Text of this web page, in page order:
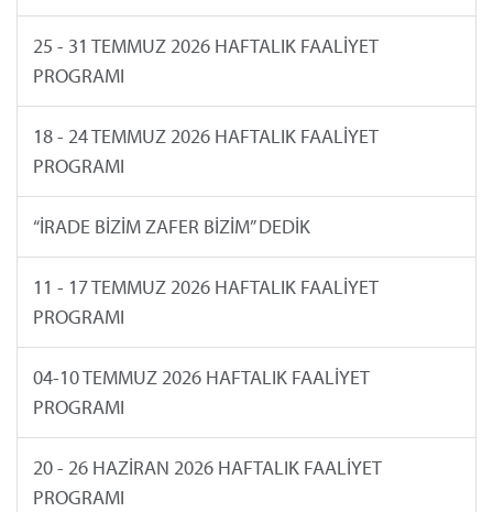
25 - 31 TEMMUZ 2026 HAFTALIK FAALİYET
PROGRAMI
18 - 24 TEMMUZ 2026 HAFTALIK FAALİYET
PROGRAMI
“İRADE BİZİM ZAFER BİZİM” DEDİK
11 - 17 TEMMUZ 2026 HAFTALIK FAALİYET
PROGRAMI
04-10 TEMMUZ 2026 HAFTALIK FAALİYET
PROGRAMI
20 - 26 HAZİRAN 2026 HAFTALIK FAALİYET
PROGRAMI